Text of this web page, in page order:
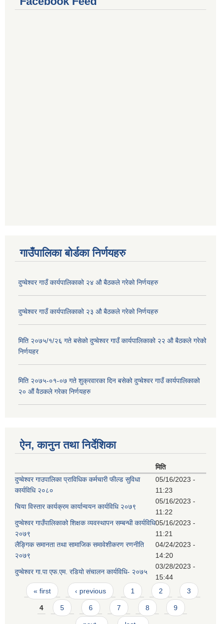
गाउँपालिका बोर्डका निर्णयहरु
दुप्चेश्वर गाउँ कार्यपालिकाको २४ औ बैठकले गरेको निर्णयहरु
दुप्चेश्वर गाउँ कार्यपालिकाको २३ औ बैठकले गरेको निर्णयहरु
मिति २०७५/१/२६ गते बसेको दुप्चेश्वर गाउँ कार्यपालिकाको २२ औ बैठकले गरेको
निर्णयहर
मिति २०७५-०१-०७ गते शुक्रवारका दिन बसेको दुप्चेश्वर गाउँ कार्यपालिकाको
२० औं वैठकले गरेका निर्णयहरु
ऐन, कानुन तथा निर्देशिका
मिति
दुप्चेश्वर गाउपालिका प्राविधिक कर्मचारी फील्ड सुविधा
कार्यविधि २०८०
05/16/2023 -
11:23
चिया विस्तार कार्यक्रम कार्यान्वयन कार्यविधि २०७९
05/16/2023 -
11:22
दुप्चेश्वर गाउँपालिकाको शिक्षक व्यवस्थापन सम्बन्धी कार्यविधि
२०७९
05/16/2023 -
11:21
लैङ्गिक समानता तथा सामाजिक समावेशीकरण रणनीति
२०७९
04/24/2023 -
14:20
दुप्चेश्वर गा.पा एफ.एम. रडियो संचालन कार्यविधि- २०७५
03/28/2023 -
15:44
Pages
« first ‹ previous 1 2 3
4 5 6 7 8 9